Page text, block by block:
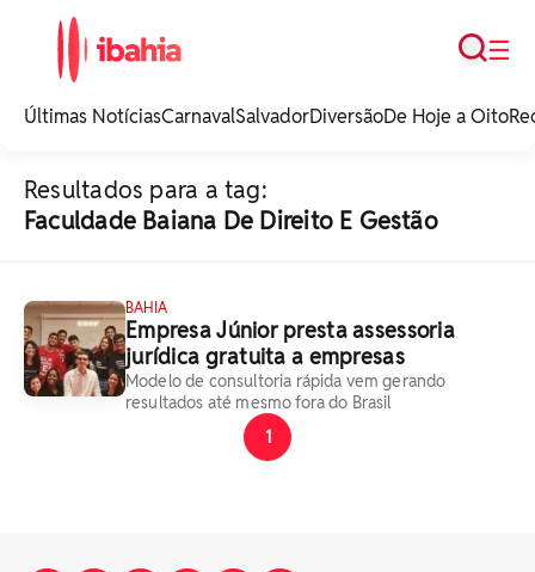
noticias e
☰
Busca
Últimas NotíciasCarnavalSalvadorDiversãoDe Hoje a Oito
Resultados para a tag:
Faculdade Baiana De Direito E Gestão
BAHIA
Empresa Júnior presta assessoria
jurídica gratuita a empresas
Modelo de consultoria rápida vem gerando
resultados até mesmo fora do Brasil
1